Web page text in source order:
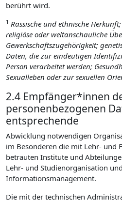
berührt wird.
1 Rassische und ethnische
religiöse oder weltanschauliche
Gewerkschaftszugehörigkeit;
Daten, die zur eindeutigen
Person verarbeitet werden;
Sexualleben oder zur sexuellen
2.4 Empfänger*innen
personenbezogenen
entsprechende
Abwicklung notwendigen
im Besonderen die mit Lehr- und
betrauten Institute und
Lehr- und Studienorganisation und
Informationsmanagement.
Die mit der technischen